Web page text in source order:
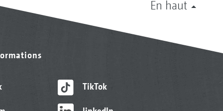
En haut
TikTok